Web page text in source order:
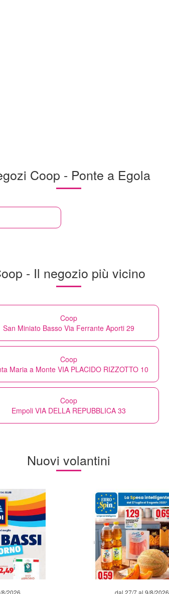
Coop - Ponte a Egola
- Il negozio più vicino
Coop
San Miniato Basso Via Ferrante Aporti 29
Coop
Maria a Monte VIA PLACIDO RIZZOTTO 10
Coop
Empoli VIA DELLA REPUBBLICA 33
Nuovi volantini
2026 dal 27/7 al 9/8/2026